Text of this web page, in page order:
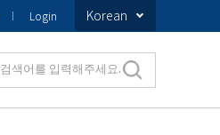
Login Korean
검색어를 입력해주세요.